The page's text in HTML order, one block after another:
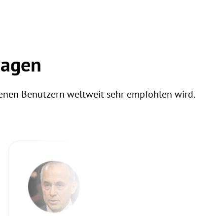
Benutzern weltweit sehr empfohlen wird.